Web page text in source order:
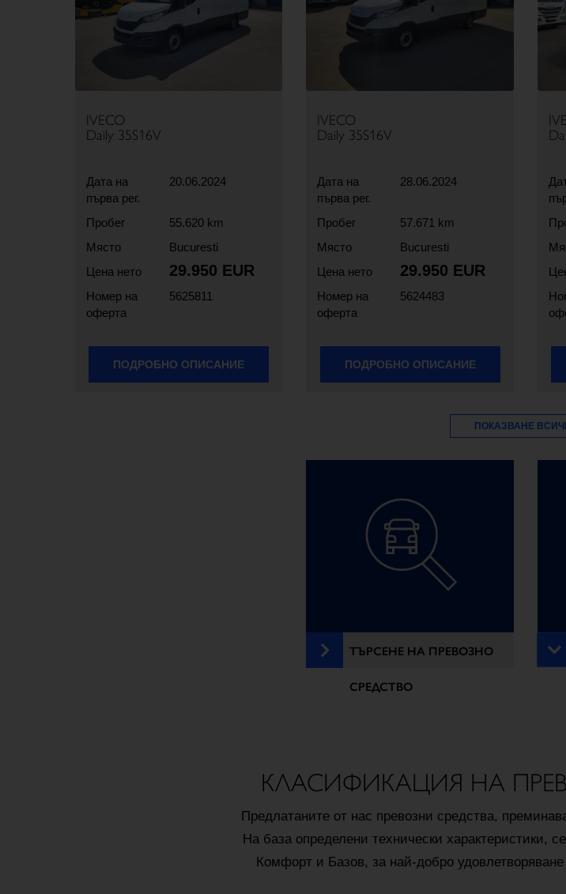
IVECO
Daily 35S16V
Дата на
първа рег.
20.06.2024
Пробег
55.620 km
Място
Bucuresti
Цена нето
29.950 EUR
Номер на
оферта
5625811
ПОДРОБНО ОПИСАНИЕ
IVECO
Daily 35S16V
Дата на
първа рег.
28.06.2024
Пробег
57.671 km
Място
Bucuresti
Цена нето
29.950 EUR
Номер на
оферта
5624483
ПОДРОБНО ОПИСАНИЕ
ПОКАЗВАНЕ
ТЪРСЕНЕ НА ПРЕВОЗНО
СРЕДСТВО
КЛАСИФИКАЦИЯ НА
Предлатаните от нас превозни средства,
На база определени технически характеристики,
Комфорт и Базов, за най-добро